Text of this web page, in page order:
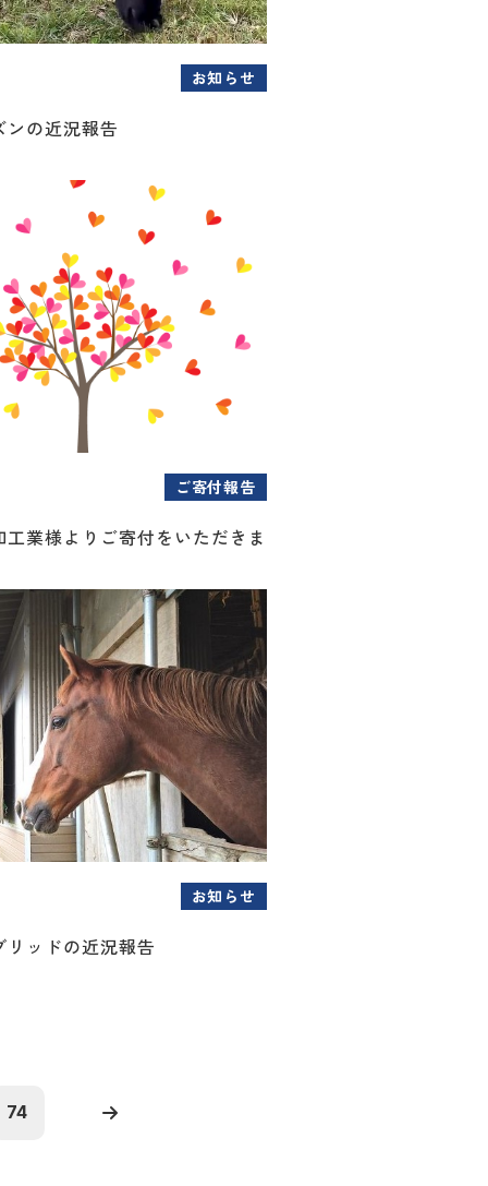
お知らせ
の近況報告
ご寄付報告
業様よりご寄付をいただきま
お知らせ
ッドの近況報告
74